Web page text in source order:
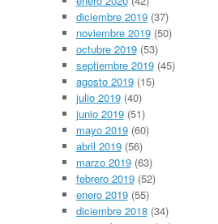
diciembre 2019(37)
noviembre 2019(50)
octubre 2019(53)
septiembre 2019(45)
agosto 2019(15)
julio 2019(40)
junio 2019(51)
mayo 2019(60)
abril 2019(56)
marzo 2019(63)
febrero 2019(52)
enero 2019(55)
diciembre 2018(34)